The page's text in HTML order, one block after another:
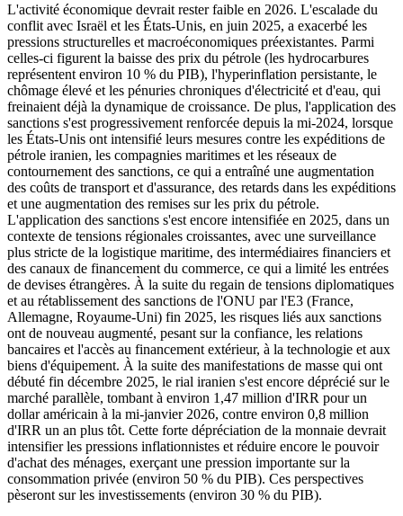
L'activité économique devrait rester faible en 2026. L'escalade du
conflit avec Israël et les États-Unis, en juin 2025, a exacerbé les
pressions structurelles et macroéconomiques préexistantes. Parmi
celles-ci figurent la baisse des prix du pétrole (les hydrocarbures
représentent environ 10 % du PIB), l'hyperinflation persistante, le
chômage élevé et les pénuries chroniques d'électricité et d'eau, qui
freinaient déjà la dynamique de croissance. De plus, l'application des
sanctions s'est progressivement renforcée depuis la mi-2024, lorsque
les États-Unis ont intensifié leurs mesures contre les expéditions de
pétrole iranien, les compagnies maritimes et les réseaux de
contournement des sanctions, ce qui a entraîné une augmentation
des coûts de transport et d'assurance, des retards dans les expéditions
et une augmentation des remises sur les prix du pétrole.
L'application des sanctions s'est encore intensifiée en 2025, dans un
contexte de tensions régionales croissantes, avec une surveillance
plus stricte de la logistique maritime, des intermédiaires financiers et
des canaux de financement du commerce, ce qui a limité les entrées
de devises étrangères. À la suite du regain de tensions diplomatiques
et au rétablissement des sanctions de l'ONU par l'E3 (France,
Allemagne, Royaume-Uni) fin 2025, les risques liés aux sanctions
ont de nouveau augmenté, pesant sur la confiance, les relations
bancaires et l'accès au financement extérieur, à la technologie et aux
biens d'équipement. À la suite des manifestations de masse qui ont
débuté fin décembre 2025, le rial iranien s'est encore déprécié sur le
marché parallèle, tombant à environ 1,47 million d'IRR pour un
dollar américain à la mi-janvier 2026, contre environ 0,8 million
d'IRR un an plus tôt. Cette forte dépréciation de la monnaie devrait
intensifier les pressions inflationnistes et réduire encore le pouvoir
d'achat des ménages, exerçant une pression importante sur la
consommation privée (environ 50 % du PIB). Ces perspectives
pèseront sur les investissements (environ 30 % du PIB).